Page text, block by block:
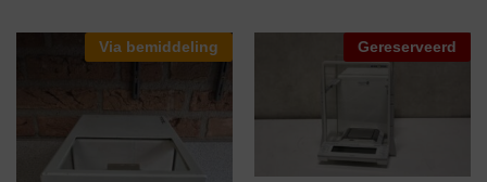
Via bemiddeling Gereserveerd